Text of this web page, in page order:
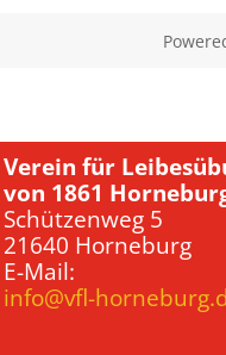
Verein für
von 1861
Schützenweg 5
21640 Horneburg
E-Mail:
info@vfl-